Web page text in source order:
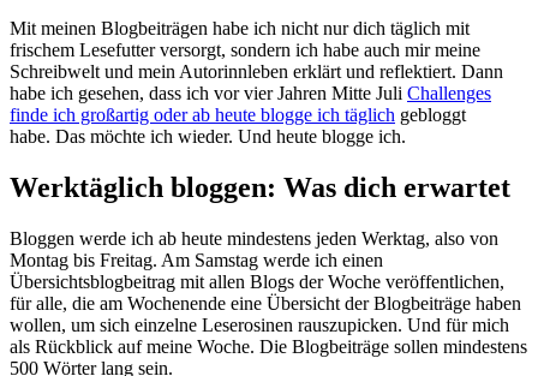
Mit meinen Blogbeiträgen habe ich nicht nur dich täglich mit
frischem Lesefutter versorgt, sondern ich habe auch mir meine
Schreibwelt und mein Autorinnleben erklärt und reflektiert. Dann
habe ich gesehen, dass ich vor vier Jahren Mitte Juli Challenges
finde ich großartig oder ab heute blogge ich täglich gebloggt
habe. Das möchte ich wieder. Und heute blogge ich.
Werktäglich bloggen: Was dich erwartet
Bloggen werde ich ab heute mindestens jeden Werktag, also von
Montag bis Freitag. Am Samstag werde ich einen
Übersichtsblogbeitrag mit allen Blogs der Woche veröffentlichen,
für alle, die am Wochenende eine Übersicht der Blogbeiträge haben
wollen, um sich einzelne Leserosinen rauszupicken. Und für mich
als Rückblick auf meine Woche. Die Blogbeiträge sollen mindestens
500 Wörter lang sein.